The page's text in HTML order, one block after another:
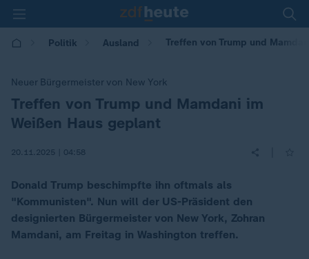
Politik Ausland Treffen von Trump und
Neuer Bürgermeister von New York
:
Treffen von Trump und Mamdani im
Weißen Haus geplant
20.11.2025 | 04:58
Donald Trump beschimpfte ihn oftmals als
"Kommunisten". Nun will der US-Präsident den
designierten Bürgermeister von New York, Zohran
Mamdani, am Freitag in Washington treffen.